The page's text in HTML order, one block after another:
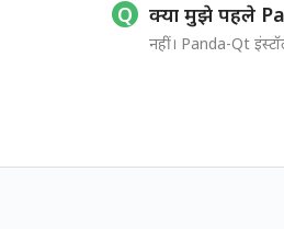
क्या मुझे पहले
नहीं। Panda-Qt